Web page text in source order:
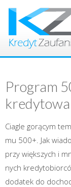
Program
kredytowa
Cia­gle gorą­cym
mu 500+. Jak
przy więk­szych i
nych
doda­tek do